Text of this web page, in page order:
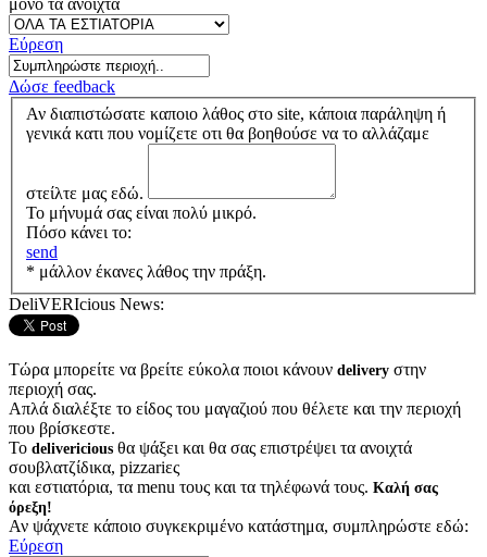
Εύρεση
Δώσε feedback
Αν διαπιστώσατε καποιο λάθος στο site, κάποια παράληψη ή
γενικά κατι που νομίζετε οτι θα βοηθούσε να το αλλάζαμε
στείλτε μας εδώ.
Το μήνυμά σας είναι πολύ μικρό.
Πόσο κάνει το:
send
* μάλλον έκανες λάθος την πράξη.
DeliVERIcious News:
Τώρα μπορείτε να βρείτε εύκολα ποιοι κάνουν delivery στην
περιοχή σας.
Απλά διαλέξτε το είδος του μαγαζιού που θέλετε και την περιοχή
που βρίσκεστε.
Το delivericious θα ψάξει και θα σας επιστρέψει τα ανοιχτά
σουβλατζίδικα, pizzariες
και εστιατόρια, τα menu τους και τα τηλέφωνά τους. Καλή σας
όρεξη!
Αν ψάχνετε κάποιο συγκεκριμένο κατάστημα, συμπληρώστε εδώ:
Εύρεση